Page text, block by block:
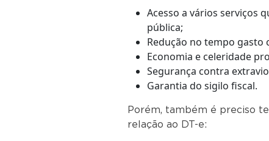
Acesso a vários serviços
pública;
Redução no tempo
Economia e celeridade
Segurança contra
Garantia do sigilo fiscal.
Porém, também é preciso
relação ao DT-e: